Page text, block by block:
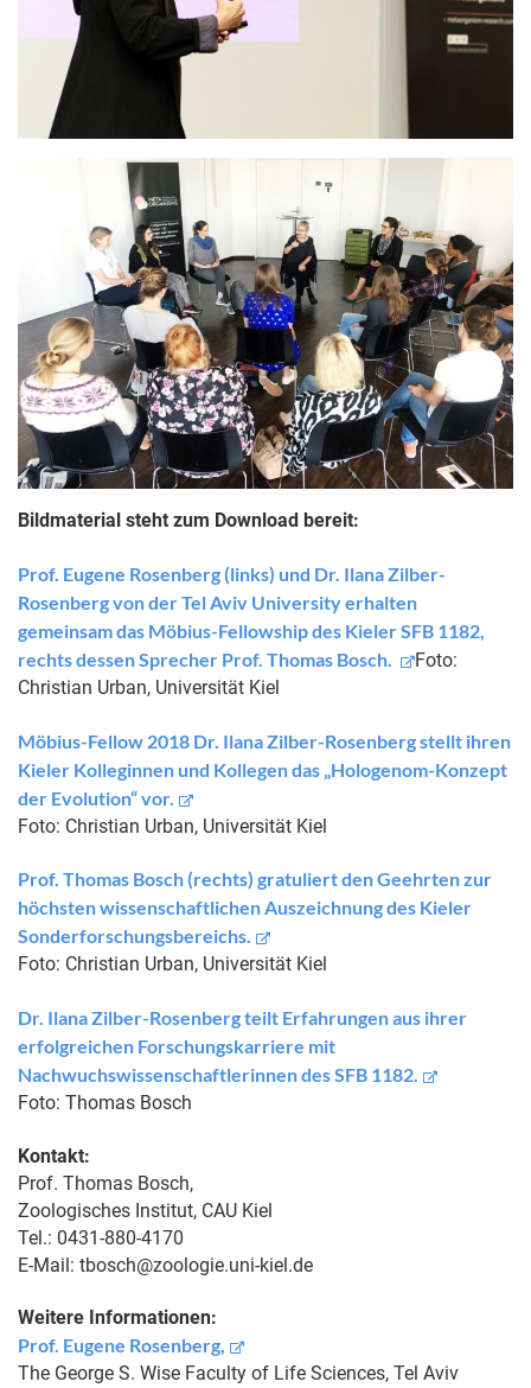
Bildmaterial steht zum Download bereit:
Prof. Eugene Rosenberg (links) und Dr. Ilana Zilber-
Rosenberg von der Tel Aviv University erhalten
gemeinsam das Möbius-Fellowship des Kieler SFB 1182,
rechts dessen Sprecher Prof. Thomas Bosch.
Foto:
Christian Urban, Universität Kiel
Möbius-Fellow 2018 Dr. Ilana Zilber-Rosenberg stellt ihren
Kieler Kolleginnen und Kollegen das „Hologenom-Konzept
der Evolution“ vor.
Foto: Christian Urban, Universität Kiel
Prof. Thomas Bosch (rechts) gratuliert den Geehrten zur
höchsten wissenschaftlichen Auszeichnung des Kieler
Sonderforschungsbereichs.
Foto: Christian Urban, Universität Kiel
Dr. Ilana Zilber-Rosenberg teilt Erfahrungen aus ihrer
erfolgreichen Forschungskarriere mit
Nachwuchswissenschaftlerinnen des SFB 1182.
Foto: Thomas Bosch
Kontakt:
Prof. Thomas Bosch,
Zoologisches Institut, CAU Kiel
Tel.: 0431-880-4170
E-Mail: tbosch@zoologie.uni-kiel.de
Weitere Informationen:
Prof. Eugene Rosenberg,
The George S. Wise Faculty of Life Sciences, Tel Aviv